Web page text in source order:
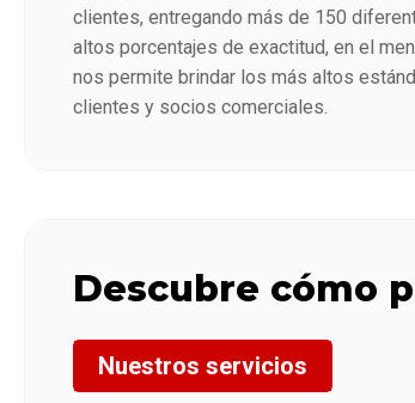
clientes, entregando más de 150
altos porcentajes de exactitud, en el
nos permite brindar los más altos
clientes y socios comerciales.
Descubre cómo
Nuestros servicios